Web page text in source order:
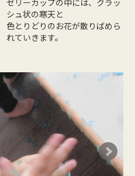
ゼリーカップの中には、クラッ
シュ状の寒天と
色とりどりのお花が散りばめら
れていきます。